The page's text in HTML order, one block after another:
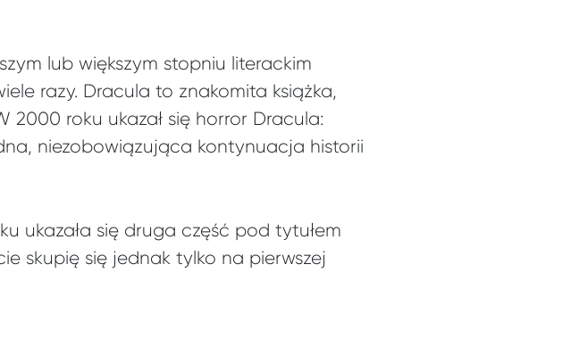
lub większym stopniu literackim
razy. Dracula to znakomita książka,
2000 roku ukazał się horror Dracula:
niezobowiązująca kontynuacja historii
ukazała się druga część pod tytułem
skupię się jednak tylko na pierwszej